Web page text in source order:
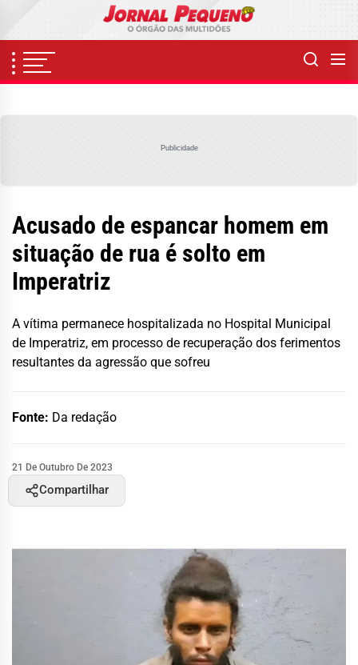
content
Publicidade
Acusado de espancar homem em
situação de rua é solto em
Imperatriz
A vítima permanece hospitalizada no Hospital Municipal
de Imperatriz, em processo de recuperação dos ferimentos
resultantes da agressão que sofreu
Fonte: Da redação
21 De Outubro De 2023
Compartilhar